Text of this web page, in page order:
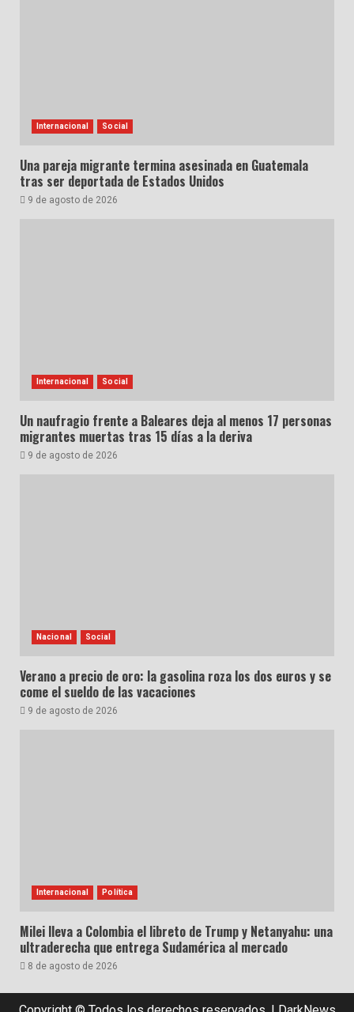
Internacional Social
Una pareja migrante termina asesinada en Guatemala
tras ser deportada de Estados Unidos
9 de agosto de 2026
Internacional Social
Un naufragio frente a Baleares deja al menos 17 personas
migrantes muertas tras 15 días a la deriva
9 de agosto de 2026
Nacional Social
Verano a precio de oro: la gasolina roza los dos euros y se
come el sueldo de las vacaciones
9 de agosto de 2026
Internacional Política
Milei lleva a Colombia el libreto de Trump y Netanyahu: una
ultraderecha que entrega Sudamérica al mercado
8 de agosto de 2026